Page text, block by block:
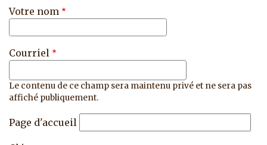
Votre nom
Courriel
Le contenu de ce champ sera maintenu privé et ne sera pas
affiché publiquement.
Page d'accueil